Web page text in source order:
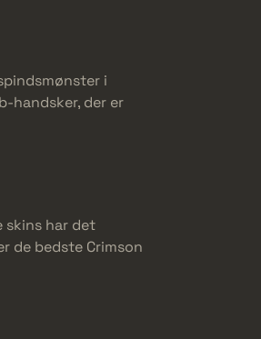
i
handsker, der er
skins har det
de bedste Crimson